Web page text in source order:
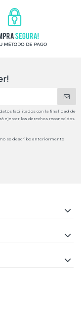
datos facilitados con la finalidad de
ejercer los derechos reconocidos
se describe anteriormente